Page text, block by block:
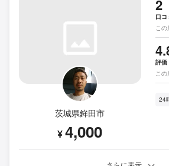
茨城県鉾田市
¥4,000
2
口コ
この
評価
こ
24